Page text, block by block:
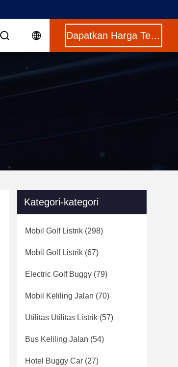
Dapatkan Harga Terbaik
Kategori-kategori
Mobil Golf Listrik (298)
Mobil Golf Listrik (67)
Electric Golf Buggy (79)
Mobil Keliling Jalan (70)
Utilitas Utilitas Listrik (57)
Bus Keliling Jalan (54)
Hotel Buggy Car (27)